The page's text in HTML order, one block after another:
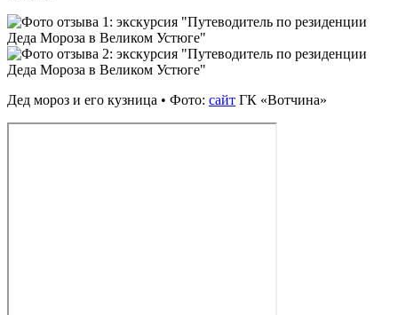
Дед мороз и его кузница • Фото: сайт ГК «Вотчина»